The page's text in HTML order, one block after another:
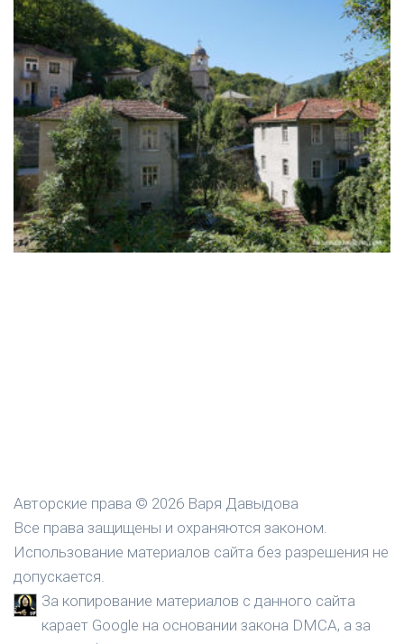
Авторские права © 2026 Варя Давыдова
Все права защищены и охраняются законом.
Использование материалов сайта без разрешения не
допускается.
За копирование материалов с данного сайта
карает Google на основании закона DMCA, а за